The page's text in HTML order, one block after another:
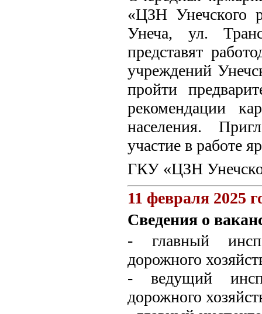
«ЦЗН Унечского
Унеча, ул.
представят
учреждений
пройти
рекомендации
населения.
участие в работе
ГКУ «ЦЗН
11 февраля 2025
Сведения о
- главный
дорожного
- ведущий
дорожного